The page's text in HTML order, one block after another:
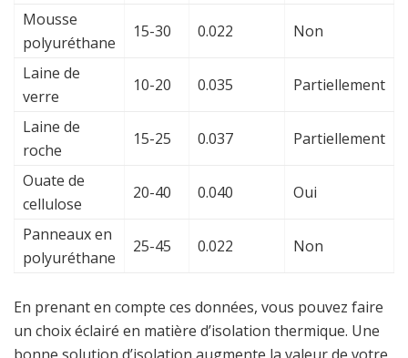
Mousse
polyuréthane
15-30 0.022 Non
Laine de
verre
10-20 0.035 Partiellement
Laine de
roche
15-25 0.037 Partiellement
Ouate de
cellulose
20-40 0.040 Oui
Panneaux en
polyuréthane
25-45 0.022 Non
En prenant en compte ces données, vous pouvez faire
un choix éclairé en matière d’isolation thermique. Une